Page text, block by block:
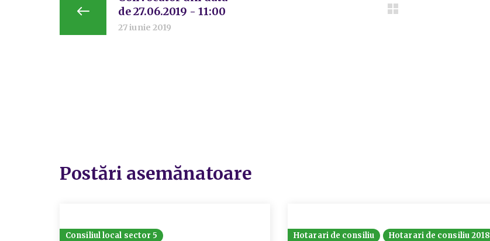
de 27.06.2019 - 11:00
27 iunie 2019
Postări asemănatoare
Consiliul local sector 5
Hotarari de consiliu
Hotarari de consiliu 2018